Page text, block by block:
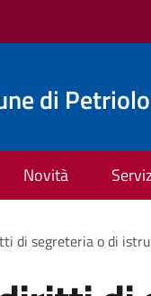
di Petriolo
Novità
pane
di segreteria o di